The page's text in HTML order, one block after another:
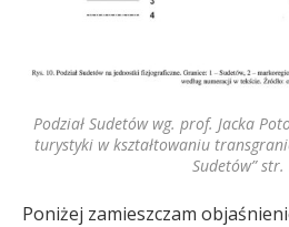
Podział Sudetów wg. prof. Jacka
turystyki w kształtowaniu
Sudetów” str.
Poniżej zamieszczam